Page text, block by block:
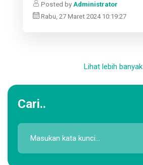
Posted by Administrator
Rabu, 27 Maret 2024 10:19:27
Lihat lebih banyak
Cari..